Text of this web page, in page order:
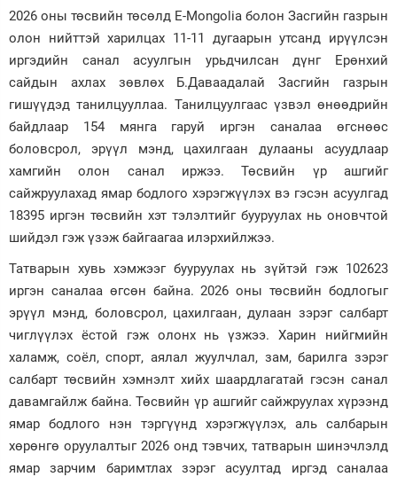
Зурхай
2026 оны төсвийн төсөлд E-Mongolia болон Засгийн газрын
олон нийттэй харилцах 11-11 дугаарын утсанд ирүүлсэн
иргэдийн санал асуулгын урьдчилсан дүнг Ерөнхий
сайдын ахлах зөвлөх Б.Даваадалай Засгийн газрын
гишүүдэд танилцууллаа. Танилцуулгаас үзвэл өнөөдрийн
байдлаар 154 мянга гаруй иргэн саналаа өгснөөс
боловсрол, эрүүл мэнд, цахилгаан дулааны асуудлаар
хамгийн олон санал иржээ. Төсвийн үр ашгийг
сайжруулахад ямар бодлого хэрэгжүүлэх вэ гэсэн асуулгад
18395 иргэн төсвийн хэт тэлэлтийг бууруулах нь оновчтой
шийдэл гэж үзэж байгаагаа илэрхийлжээ.
Татварын хувь хэмжээг бууруулах нь зүйтэй гэж 102623
иргэн саналаа өгcөн байна. 2026 оны төсвийн бодлогыг
эрүүл мэнд, боловсрол, цахилгаан, дулаан зэрэг салбарт
чиглүүлэх ёстой гэж олонх нь үзжээ. Харин нийгмийн
халамж, соёл, спорт, аялал жуулчлал, зам, барилга зэрэг
салбарт төсвийн хэмнэлт хийх шаардлагатай гэсэн санал
давамгайлж байна. Төсвийн үр ашгийг сайжруулах хүрээнд
ямар бодлого нэн тэргүүнд хэрэгжүүлэх, аль салбарын
хөрөнгө оруулалтыг 2026 онд тэвчих, татварын шинэчлэлд
ямар зарчим баримтлах зэрэг асуултад иргэд саналаа